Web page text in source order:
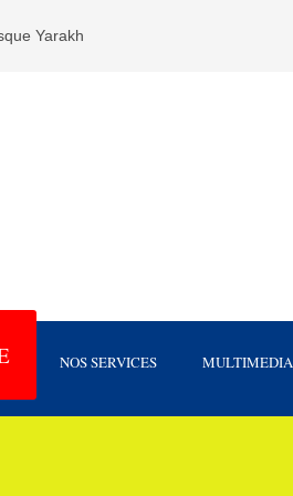
Yarakh
NOS SERVICES MULTIMEDIA